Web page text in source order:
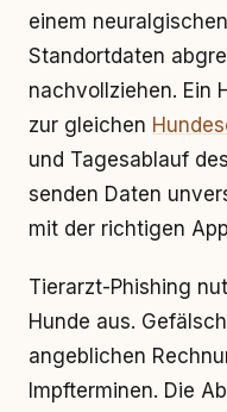
einem
Standortdaten
nachvollziehen. Ein
zur gleichen
und Tagesablauf
senden Daten
mit der richtigen
Tierarzt-Phishing
Hunde aus.
angeblichen
Impfterminen. Die